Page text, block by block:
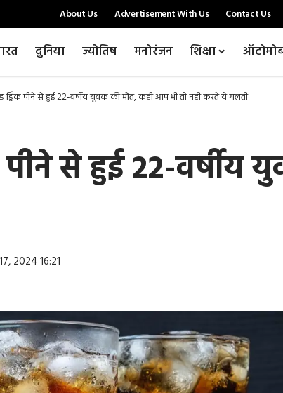
About Us Advertisement With Us Contact Us
दुनिया ज्योतिष मनोरंजन शिक्षा
ड्रिंक पीने से हुई 22-वर्षीय युवक की मौत, कहीं आप भी तो नहीं करते ये गलती
पीने से हुई 22-
2024 16:21